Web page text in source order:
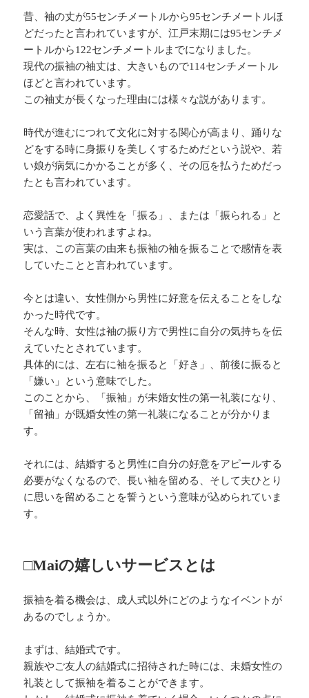
昔、袖の丈が55センチメートルから95センチメートルほ
どだったと言われていますが、江戸末期には95センチメ
ートルから122センチメートルまでになりました。
現代の振袖の袖丈は、大きいもので114センチメートル
ほどと言われています。
この袖丈が長くなった理由には様々な説があります。
時代が進むにつれて文化に対する関心が高まり、踊りな
どをする時に身振りを美しくするためだという説や、若
い娘が病気にかかることが多く、その厄を払うためだっ
たとも言われています。
恋愛話で、よく異性を「振る」、または「振られる」と
いう言葉が使われますよね。
実は、この言葉の由来も振袖の袖を振ることで感情を表
していたことと言われています。
今とは違い、女性側から男性に好意を伝えることをしな
かった時代です。
そんな時、女性は袖の振り方で男性に自分の気持ちを伝
えていたとされています。
具体的には、左右に袖を振ると「好き」、前後に振ると
「嫌い」という意味でした。
このことから、「振袖」が未婚女性の第一礼装になり、
「留袖」が既婚女性の第一礼装になることが分かりま
す。
それには、結婚すると男性に自分の好意をアピールする
必要がなくなるので、長い袖を留める、そして夫ひとり
に思いを留めることを誓うという意味が込められていま
す。
□Maiの嬉しいサービスとは
振袖を着る機会は、成人式以外にどのようなイベントが
あるのでしょうか。
まずは、結婚式です。
親族やご友人の結婚式に招待された時には、未婚女性の
礼装として振袖を着ることができます。